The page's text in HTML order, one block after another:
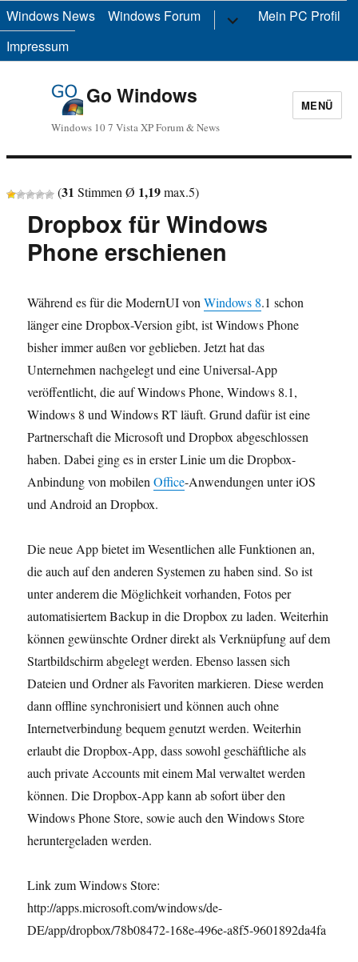
Windows News Windows Forum Untermenü
anzeigen
Mein PC Profil
Impressum
Go Windows
Windows 10 7 Vista XP Forum & News
MENÜ
(31 Stimmen Ø 1,19max.5)
Dropbox für Windows
Phone erschienen
Während es für die ModernUI vonWindows 8.1 schon
länger eine Dropbox-Version gibt, ist Windows Phone
bisher immer außen vor geblieben. Jetzt hat das
Unternehmen nachgelegt und eine Universal-App
veröffentlicht, die auf Windows Phone, Windows 8.1,
Windows 8 und Windows RT läuft. Grund dafür ist eine
Partnerschaft die Microsoft und Dropbox abgeschlossen
haben. Dabei ging es in erster Linie um die Dropbox-
Anbindung von mobilenOffice-Anwendungen unter iOS
und Android an Dropbox.
Die neue App bietet im Wesentlichen alle Funktionen an,
die auch auf den anderen Systemen zu haben sind. So ist
unter anderem die Möglichkeit vorhanden, Fotos per
automatisiertem Backup in die Dropbox zu laden. Weiterhin
können gewünschte Ordner direkt als Verknüpfung auf dem
Startbildschirm abgelegt werden. Ebenso lassen sich
Dateien und Ordner als Favoriten markieren. Diese werden
dann offline synchronisiert und können auch ohne
Internetverbindung bequem genutzt werden. Weiterhin
erlaubt die Dropbox-App, dass sowohl geschäftliche als
auch private Accounts mit einem Mal verwaltet werden
können. Die Dropbox-App kann ab sofort über den
Windows Phone Store, sowie auch den Windows Store
heruntergeladen werden.
Link zum Windows Store:
http://apps.microsoft.com/windows/de-
DE/app/dropbox/78b08472-168e-496e-a8f5-9601892da4fa